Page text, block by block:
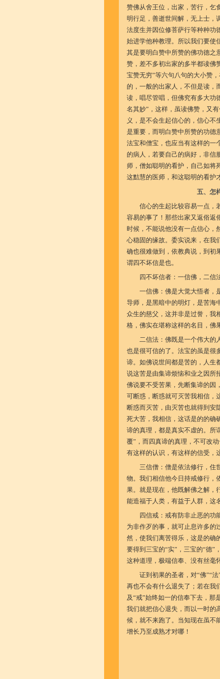
赞佛从舍王位，出家，苦行，乞
明行足，善逝世间解，无上士，
法度生并因位修菩萨行等种种功
始进学他种教理。所以我们要使
其是要明白赞中所赞的佛功德之
赞，差不多初出家的多半都读佛
宝赞无穷”等六句八句的大小赞
的，一般的出家人，不但是读，
读，唱尽管唱，但佛究有多大功
名其妙”，这样，虽读佛赞，又
义，是不会生起信心的，信心不
是重要，而明白赞中所赞的功德
法宝和僧宝，也应当有这样的一
的病人，若要自己的病好，非信
师，僧如聪明的看护，自己如将
这黠慧的医师，和这聪明的看护
五、怎
信心的生起比较容易一点，
容易的事了！那些出家又返俗返
时候，不能说他没有一点信心，
心稳固的缘故。委实说来，在我
确也很难做到，依教典说，到初
谓四不坏信是也。
四不坏信者：一信佛，二信
一信佛：佛是大觉大悟者，
导师，是黑暗中的明灯，是苦海
众生的慈父，这并非是过誉，我
格，佛实在堪称这样的名目，佛
二信法：佛既是一个伟大的
也是很可信的了。法宝的虽是很
谛。如佛说世间都是苦的，人生
说这苦是由集谛烦恼和业之因所
佛说要不受苦果，先断集谛的因
可断惑，断惑就可灭苦我相信，
断惑而灭苦，由灭苦也就得到安
死大苦，我相信，这话是的的确
谛的真理，都是真实不虚的。所
覆”，而四真谛的真理，不可改
有这样的认识，有这样的信受，
三信僧：僧是依法修行，住
物。我们相信他今日持戒修行，
果。就是现在，他既解佛之解，
能造福于人类，有益于人群，这
四信戒：戒有防非止恶的功
为非作歹的事，就可止息许多的
然，使我们离苦得乐，这是的确
要得到三宝的“实”，三宝的“德”
这种道理，极端信奉、没有丝毫
证到初果的圣者，对“佛”“
再也不会有什么退失了；若在我
及“戒”始终如一的信奉下去，那
我们就把信心退失，而以一时的
候，就不来跑了。当知现在虽不
增长乃至成熟才对哪！